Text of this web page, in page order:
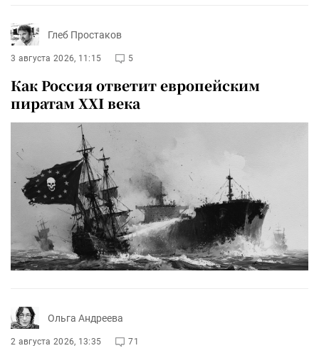
Глеб Простаков
3 августа 2026, 11:15 5
Как Россия ответит европейским
пиратам XXI века
Ольга Андреева
2 августа 2026, 13:35 71